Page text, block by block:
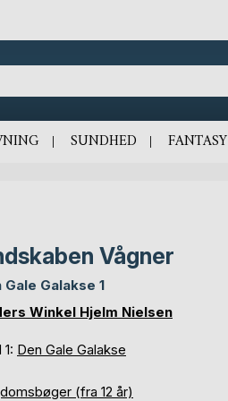
SUNDHED FANTASY
Vågner
Gale Galakse 1
Winkel Hjelm Nielsen
Den Gale Galakse
(fra 12 år)